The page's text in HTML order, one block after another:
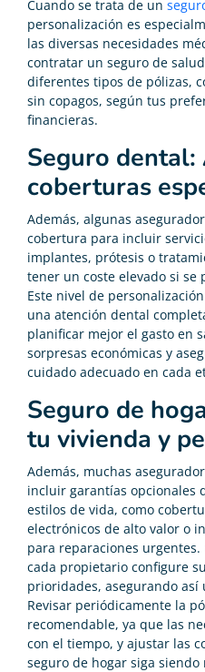
Cuando se trata de un
personalización es
las diversas necesidades
contratar un seguro de
diferentes tipos de pólizas,
sin copagos, según tus
financieras.
Seguro dental:
coberturas
Además, algunas
cobertura para incluir
implantes, prótesis o
tener un coste elevado si se
Este nivel de
una atención dental
planificar mejor el gasto en
sorpresas económicas y
cuidado adecuado en cada
Seguro de
tu vivienda y
Además, muchas
incluir garantías opcionales
estilos de vida, como
electrónicos de alto valor o
para reparaciones
cada propietario configure
prioridades, asegurando
Revisar periódicamente la
recomendable, ya que las
con el tiempo, y ajustar las
seguro de hogar siga